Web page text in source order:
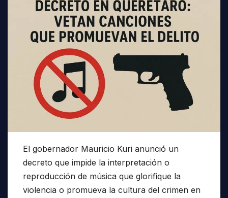
El gobernador Mauricio Kuri anunció un
decreto que impide la interpretación o
reproducción de música que glorifique la
violencia o promueva la cultura del crimen en